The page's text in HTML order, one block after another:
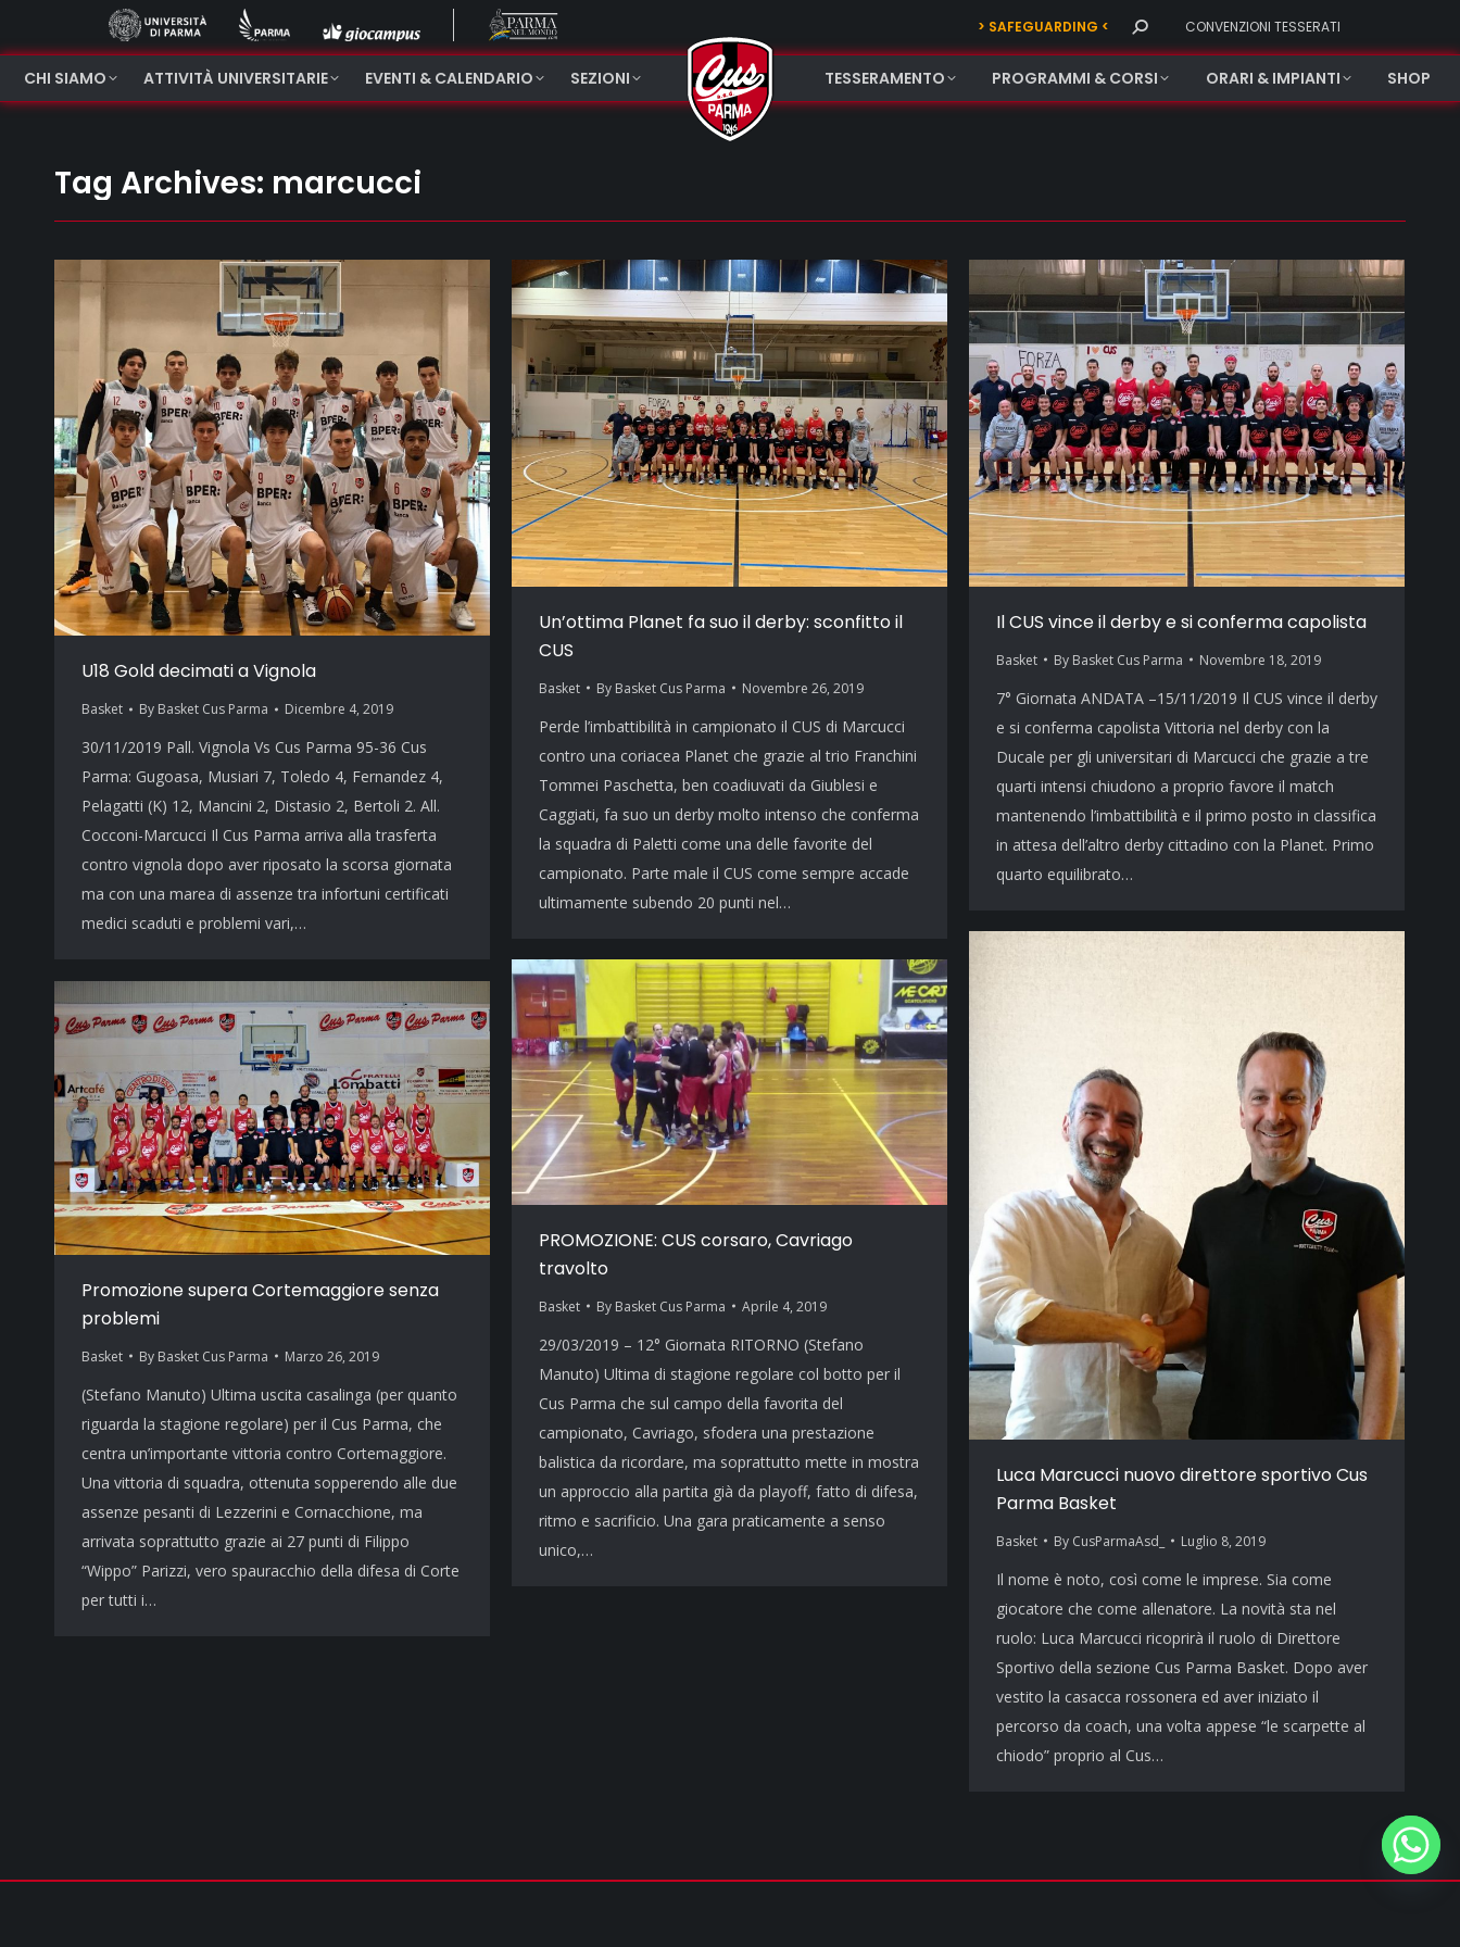
> SAFEGUARDING < Search: CONVENZIONI TESSERATI
CHI SIAMO ATTIVITÀ UNIVERSITARIE EVENTI & CALENDARIO SEZIONI TESSERAMENTO PROGRAMMI & CORSI ORARI & IMPIANTI SHOP
Tag Archives: marcucci
U18 Gold decimati a Vignola
Basket By Basket Cus Parma Dicembre 4, 2019
30/11/2019 Pall. Vignola Vs Cus Parma 95-36 Cus
Parma: Gugoasa, Musiari 7, Toledo 4, Fernandez 4,
Pelagatti (K) 12, Mancini 2, Distasio 2, Bertoli 2. All.
Cocconi-Marcucci Il Cus Parma arriva alla trasferta
contro vignola dopo aver riposato la scorsa giornata
ma con una marea di assenze tra infortuni certificati
medici scaduti e problemi vari,…
Un’ottima Planet fa suo il derby: sconfitto il
CUS
Basket By Basket Cus Parma Novembre 26, 2019
Perde l’imbattibilità in campionato il CUS di Marcucci
contro una coriacea Planet che grazie al trio Franchini
Tommei Paschetta, ben coadiuvati da Giublesi e
Caggiati, fa suo un derby molto intenso che conferma
la squadra di Paletti come una delle favorite del
campionato. Parte male il CUS come sempre accade
ultimamente subendo 20 punti nel…
Il CUS vince il derby e si conferma capolista
Basket By Basket Cus Parma Novembre 18, 2019
7° Giornata ANDATA –15/11/2019 Il CUS vince il derby
e si conferma capolista Vittoria nel derby con la
Ducale per gli universitari di Marcucci che grazie a tre
quarti intensi chiudono a proprio favore il match
mantenendo l’imbattibilità e il primo posto in classifica
in attesa dell’altro derby cittadino con la Planet. Primo
quarto equilibrato…
Luca Marcucci nuovo direttore sportivo Cus
Parma Basket
Basket By CusParmaAsd_ Luglio 8, 2019
Il nome è noto, così come le imprese. Sia come
giocatore che come allenatore. La novità sta nel
ruolo: Luca Marcucci ricoprirà il ruolo di Direttore
Sportivo della sezione Cus Parma Basket. Dopo aver
vestito la casacca rossonera ed aver iniziato il
percorso da coach, una volta appese “le scarpette al
chiodo” proprio al Cus…
PROMOZIONE: CUS corsaro, Cavriago
travolto
Basket By Basket Cus Parma Aprile 4, 2019
29/03/2019 – 12° Giornata RITORNO (Stefano
Manuto) Ultima di stagione regolare col botto per il
Cus Parma che sul campo della favorita del
campionato, Cavriago, sfodera una prestazione
balistica da ricordare, ma soprattutto mette in mostra
un approccio alla partita già da playoff, fatto di difesa,
ritmo e sacrificio. Una gara praticamente a senso
unico,…
Promozione supera Cortemaggiore senza
problemi
Basket By Basket Cus Parma Marzo 26, 2019
(Stefano Manuto) Ultima uscita casalinga (per quanto
riguarda la stagione regolare) per il Cus Parma, che
centra un’importante vittoria contro Cortemaggiore.
Una vittoria di squadra, ottenuta sopperendo alle due
assenze pesanti di Lezzerini e Cornacchione, ma
arrivata soprattutto grazie ai 27 punti di Filippo
“Wippo” Parizzi, vero spauracchio della difesa di Corte
per tutti i…